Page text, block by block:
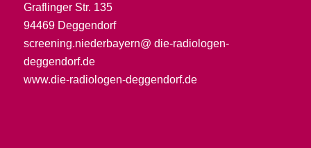
Graflinger Str. 135
94469 Deggendorf
screening.niederbayern@ die-radiologen-
deggendorf.de
www.die-radiologen-deggendorf.de